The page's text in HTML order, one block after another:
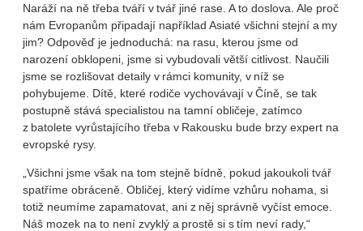
Naráží na ně třeba tváří v tvář jiné rase. A to doslova. Ale proč
nám Evropanům připadají například Asiaté všichni stejní a my
jim? Odpověď je jednoduchá: na rasu, kterou jsme od
narození obklopeni, jsme si vybudovali větší citlivost. Naučili
jsme se rozlišovat detaily v rámci komunity, v níž se
pohybujeme. Dítě, které rodiče vychovávají v Číně, se tak
postupně stává specialistou na tamní obličeje, zatímco
z batolete vyrůstajícího třeba v Rakousku bude brzy expert na
evropské rysy.
„Všichni jsme však na tom stejně bídně, pokud jakoukoli tvář
spatříme obráceně. Obličej, který vidíme vzhůru nohama, si
totiž neumíme zapamatovat, ani z něj správně vyčíst emoce.
Náš mozek na to není zvyklý a prostě si s tím neví rady,“